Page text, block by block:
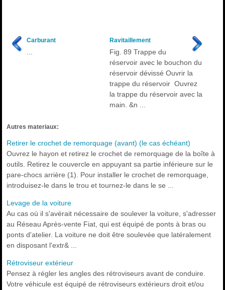
Carburant Ravitaillement
Fig. 89 Trappe du
réservoir avec le bouchon du
réservoir dévissé Ouvrir la
trappe du réservoir Ouvrez
la trappe du réservoir avec la
main. &n ...
Autres materiaux:
Retirer le crochet de remorquage (avant) (le cas échéant)
Ouvrez le hayon et retirez le crochet de remorquage de la boîte à
outils. Retirez le couvercle en appuyant sa partie inférieure sur le
pare-chocs arrière (1). Pour installer le crochet de remorquage,
introduisez-le dans le trou et tournez-le dans le se ...
Levage de la voiture
Au cas où il s'avérait nécessaire de soulever la voiture, s'adresser
au Réseau Après-vente Fiat, qui est équipé de ponts à bras ou
ponts d'atelier. La voiture ne doit être soulevée que latéralement
en disposant l'extr& ...
Rétroviseur extérieur
Pensez à régler les angles des rétroviseurs avant de conduire.
Votre véhicule est équipé de rétroviseurs extérieurs droit et/ou